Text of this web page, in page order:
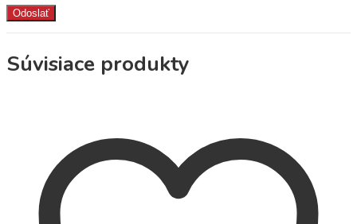
Súvisiace produkty